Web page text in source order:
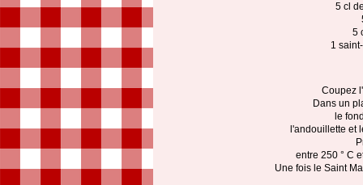
5 cl
5
1
Coupez
Dans un
le
l'andouillette et
entre 250 ° C
Une fois le Saint